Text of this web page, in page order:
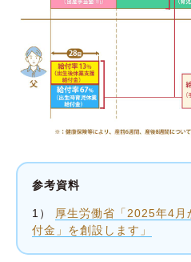
参考資料
1）
厚生労働省「2025年4
付金」を創設します」